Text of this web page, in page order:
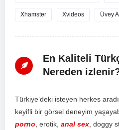
Xhamster Xvideos Üvey
En Kaliteli
Nereden
Türkiye‘deki isteyen herkes aradı
keyifli bir görsel deneyim yaşay
porno erotik anal sex doggy